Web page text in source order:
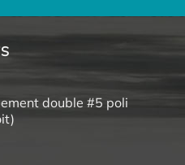
double #5 poli